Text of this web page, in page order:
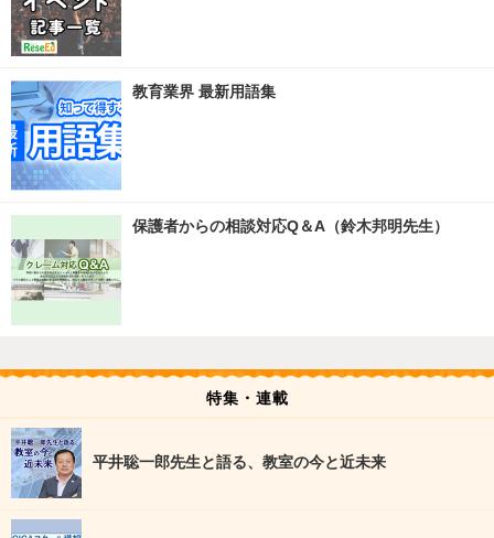
教育業界 最新用語集
保護者からの相談対応Q＆A（鈴木邦明先生）
特集・連載
平井聡一郎先生と語る、教室の今と近未来